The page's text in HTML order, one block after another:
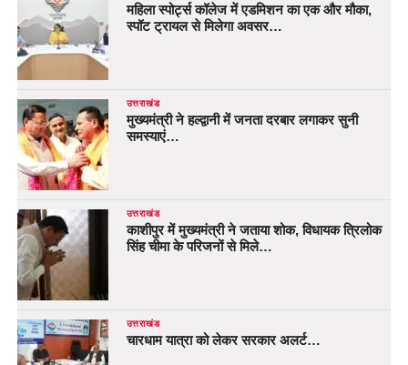
महिला स्पोर्ट्स कॉलेज में एडमिशन का एक और मौका,
स्पॉट ट्रायल से मिलेगा अवसर…
उत्तराखंड
मुख्यमंत्री ने हल्द्वानी में जनता दरबार लगाकर सुनी
समस्याएं…
उत्तराखंड
काशीपुर में मुख्यमंत्री ने जताया शोक, विधायक त्रिलोक
सिंह चीमा के परिजनों से मिले…
उत्तराखंड
चारधाम यात्रा को लेकर सरकार अलर्ट…